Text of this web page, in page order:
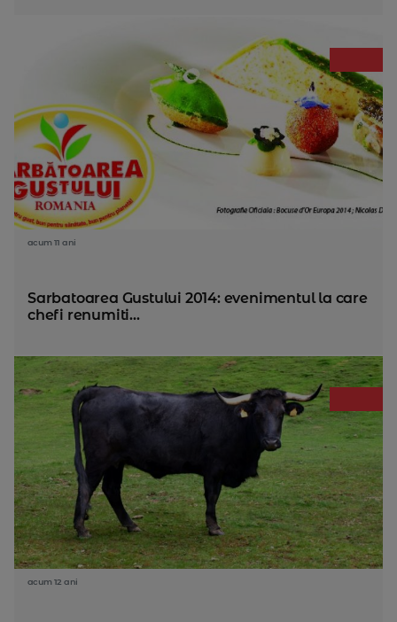
acum 11 ani
Sarbatoarea Gustului 2014: evenimentul la care
chefi renumiti...
acum 12 ani